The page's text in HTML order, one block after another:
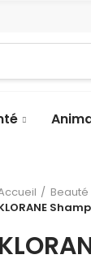
Beauté